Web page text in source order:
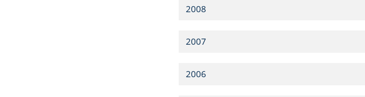
2008
2007
2006